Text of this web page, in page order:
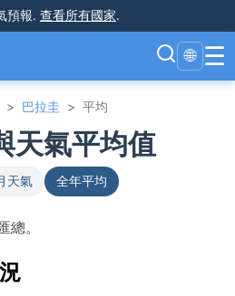
預報. 查看所有國家.
🌐 ☰
> 巴拉圭 > 平均
天氣平均值
天氣 全年平均
。